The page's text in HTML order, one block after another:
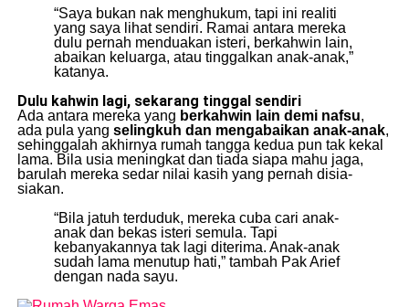
“Saya bukan nak menghukum, tapi ini realiti
yang saya lihat sendiri. Ramai antara mereka
dulu pernah menduakan isteri, berkahwin lain,
abaikan keluarga, atau tinggalkan anak-anak,”
katanya.
Dulu kahwin lagi, sekarang tinggal sendiri
Ada antara mereka yang berkahwin lain demi nafsu,
ada pula yang selingkuh dan mengabaikan anak-anak,
sehinggalah akhirnya rumah tangga kedua pun tak kekal
lama. Bila usia meningkat dan tiada siapa mahu jaga,
barulah mereka sedar nilai kasih yang pernah disia-
siakan.
“Bila jatuh terduduk, mereka cuba cari anak-
anak dan bekas isteri semula. Tapi
kebanyakannya tak lagi diterima. Anak-anak
sudah lama menutup hati,” tambah Pak Arief
dengan nada sayu.